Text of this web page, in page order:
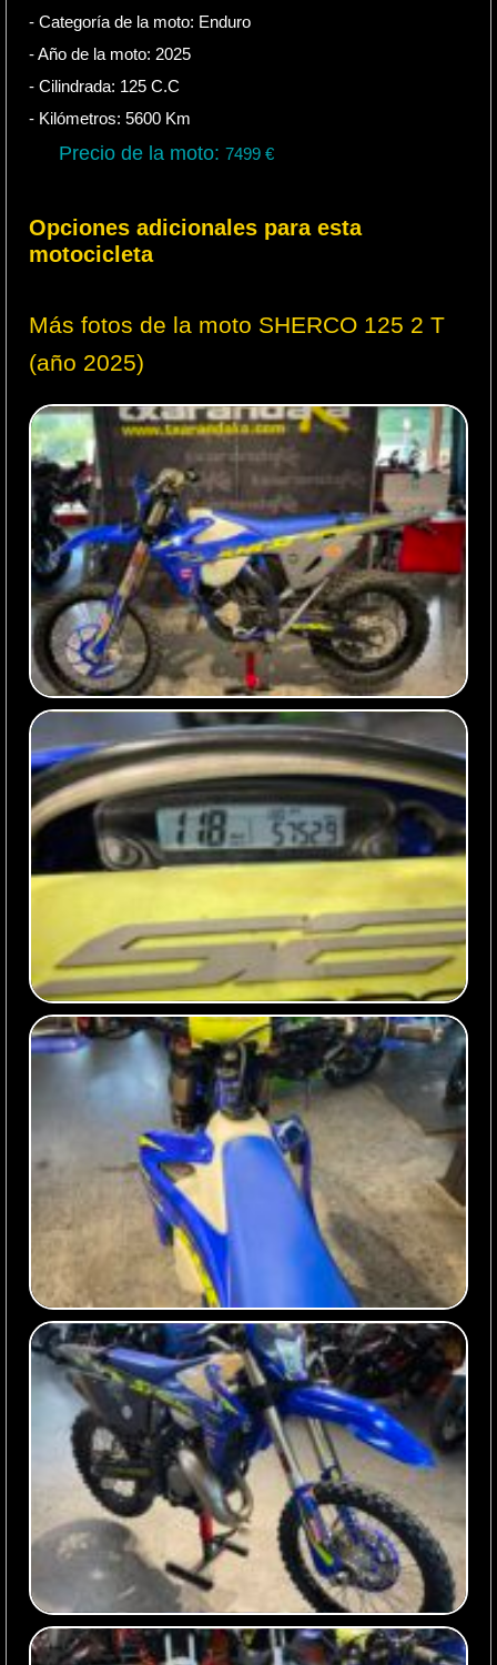
- Categoría de la moto: Enduro
- Año de la moto: 2025
- Cilindrada: 125 C.C
- Kilómetros: 5600 Km
Precio de la moto: 7499€
Opciones adicionales para esta
motocicleta
Más fotos de la moto SHERCO 125 2 T
(año 2025)